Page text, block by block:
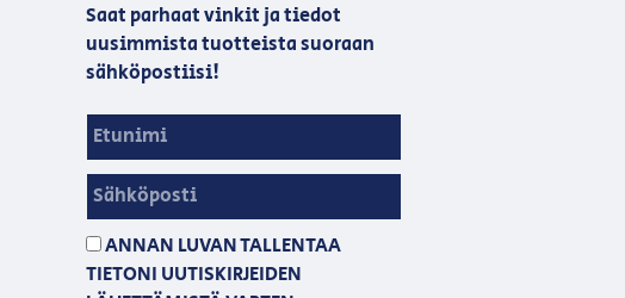
Saat parhaat vinkit ja tiedot
uusimmista tuotteista suoraan
sähköpostiisi!
ANNAN LUVAN TALLENTAA
TIETONI UUTISKIRJEIDEN